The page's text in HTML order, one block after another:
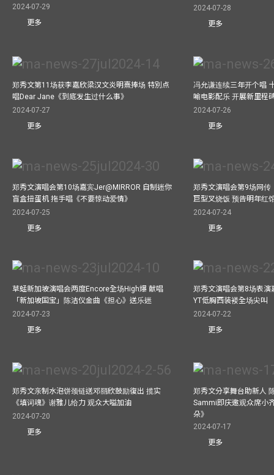
2024-07-29
更多
2024-07-28
更多
郑秀文第11场获李嘉欣梁汉文炎明熹捧场 特別点
唱Dear Jane《到底发生过什么事》
2024-07-27
更多
冯允谦连续三年开个唱
喻电影配乐 开展新里程
2024-07-26
更多
郑秀文演唱会第10场嘉宾Jer@MIRROR 自制迷你
盲盒扭蛋机 拖手唱《不要惊动爱情》
2024-07-25
更多
郑秀文演唱会第9场网传
巨型叉烧饭 预告明年红
2024-07-24
更多
草蜢新加坡演唱会两度Encore全场High爆 献唱
「新加坡国宝」陈洁仪金曲《担心》送乐迷
2024-07-23
更多
郑秀文演唱会第8场表
YT低胸西装褛全场尖叫
2024-07-22
更多
郑秀文亲制水泡饼颈链送邓丽欣鼓励復出 揽实
《填词魂》谢雅儿给力 观众大嗌加油
2024-07-20
更多
郑秀文分享舞台助新人
Sammi即庆邀观众席小
朵》
2024-07-17
更多